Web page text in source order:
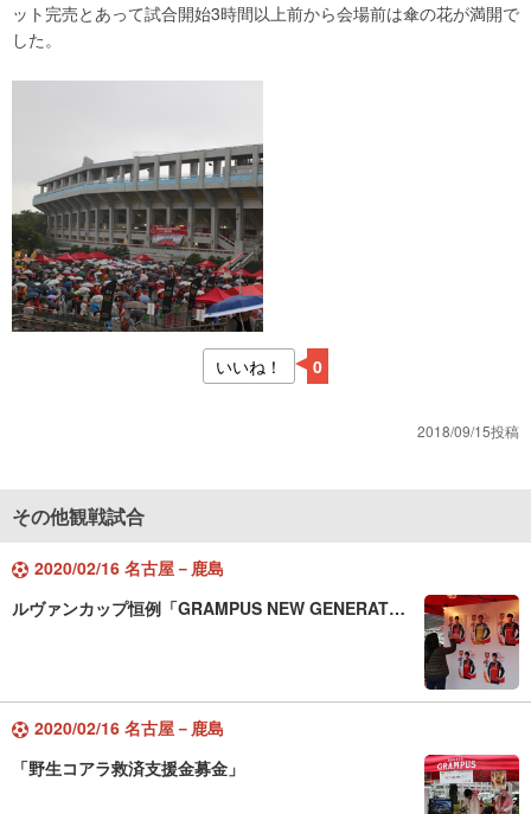
ット完売とあって試合開始3時間以上前から会場前は傘の花が満開で
した。
いいね！ 0
2018/09/15投稿
その他観戦試合
2020/02/16 名古屋－鹿島
ルヴァンカップ恒例「GRAMPUS NEW GENERAT…
2020/02/16 名古屋－鹿島
「野生コアラ救済支援金募金」